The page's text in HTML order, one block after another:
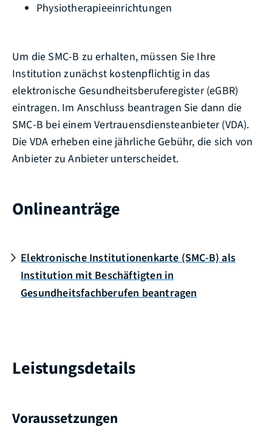
Physiotherapieeinrichtungen
Um die SMC-B zu erhalten, müssen Sie Ihre
Institution zunächst kostenpflichtig in das
elektronische Gesundheitsberuferegister (eGBR)
eintragen. Im Anschluss beantragen Sie dann die
SMC-B bei einem Vertrauensdiensteanbieter (VDA).
Die VDA erheben eine jährliche Gebühr, die sich von
Anbieter zu Anbieter unterscheidet.
Onlineanträge
Elektronische Institutionenkarte (SMC-B) als
Institution mit Beschäftigten in
Gesundheitsfachberufen beantragen
Leistungsdetails
Voraussetzungen